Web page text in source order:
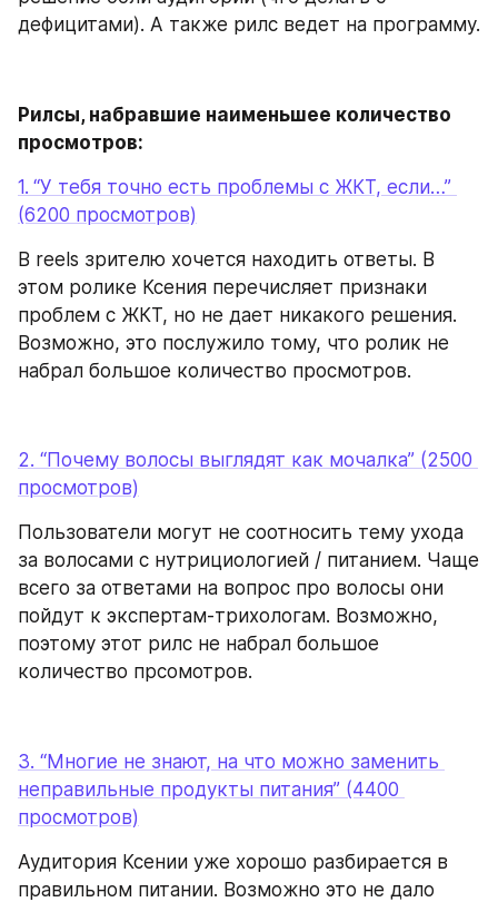
дефицитами). А также рилс ведет на программу.
Рилсы, набравшие наименьшее количество
просмотров:
1. “У тебя точно есть проблемы с ЖКТ, если…”
(6200 просмотров)
В reels зрителю хочется находить ответы. В
этом ролике Ксения перечисляет признаки
проблем с ЖКТ, но не дает никакого решения.
Возможно, это послужило тому, что ролик не
набрал большое количество просмотров.
2. “Почему волосы выглядят как мочалка” (2500
просмотров)
Пользователи могут не соотносить тему ухода
за волосами с нутрициологией / питанием. Чаще
всего за ответами на вопрос про волосы они
пойдут к экспертам-трихологам. Возможно,
поэтому этот рилс не набрал большое
количество прсомотров.
3. “Многие не знают, на что можно заменить
неправильные продукты питания” (4400
просмотров)
Аудитория Ксении уже хорошо разбирается в
правильном питании. Возможно это не дало